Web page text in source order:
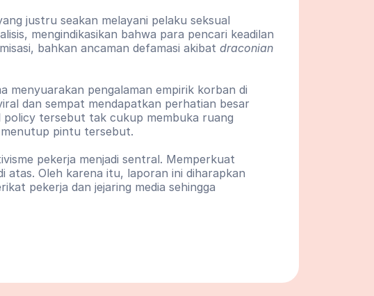
justru seakan melayani pelaku seksual
mengindikasikan bahwa para pencari keadilan
bahkan ancaman defamasi akibat draconian
menyuarakan pengalaman empirik korban di
dan sempat mendapatkan perhatian besar
tersebut tak cukup membuka ruang
pintu tersebut.
pekerja menjadi sentral. Memperkuat
atas. Oleh karena itu, laporan ini diharapkan
pekerja dan jejaring media sehingga